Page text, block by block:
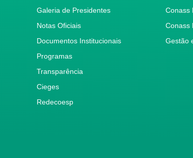
Galeria de Presidentes
Notas Oficiais
Documentos Institucionais
Programas
Transparência
Cieges
Redecoesp
Conass
Conass
Gestão